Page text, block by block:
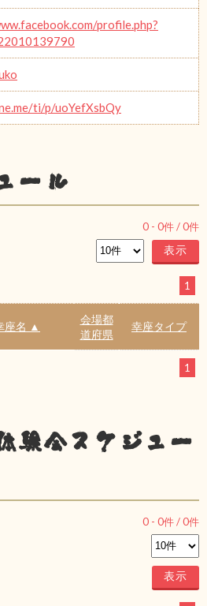
profile.php?
ti/p/uoYefXsbQy
ール
0 - 0件 /0件
1
座名 ▲
会場都
道府県
幸座タイプ
1
験会スケジュー
0 - 0件 /0件